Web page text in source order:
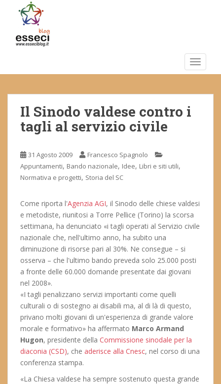
m
Il Sinodo valdese contro i
tagli al servizio civile
31 Agosto 2009
Francesco Spagnolo
Appuntamenti, Bando nazionale, Idee, Libri e siti utili,
Normativa e progetti, Storia del SC
Come riporta l'Agenzia AGI, il Sinodo delle chiese valdesi
e metodiste, riunitosi a Torre Pellice (Torino) la scorsa
settimana, ha denunciato «i tagli operati al Servizio civile
nazionale che, nell'ultimo anno, ha subito una
diminuzione di risorse pari al 30%. Ne consegue – si
osserva – che l'ultimo bando preveda solo 25.000 posti
a fronte delle 60.000 domande presentate dai giovani
nel 2008».
«I tagli penalizzano servizi importanti come quelli
culturali o di sostegno ai disabili ma, al di là di questo,
privano molti giovani di un'esperienza di grande valore
morale e formativo» ha affermato Marco Armand
Hugon, presidente della Commissione sinodale per la
diaconia (CSD), che aderisce alla Cnesc, nel corso di una
conferenza stampa.
«La Chiesa valdese ha sempre sostenuto questa grande